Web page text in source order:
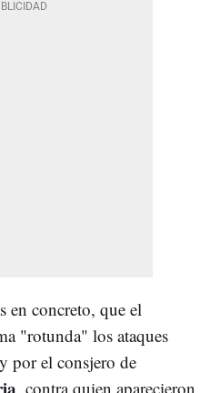
en concreto, que el
"rotunda" los ataques
por el consjero de
, contra quien aparecieron